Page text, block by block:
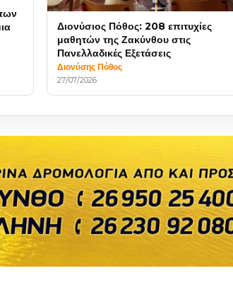
Διονύσιος Πόθος: 208 επιτυχίες
μαθητών της Ζακύνθου στις
Πανελλαδικές Εξετάσεις
Διονύσης Πόθος
27/07/2026